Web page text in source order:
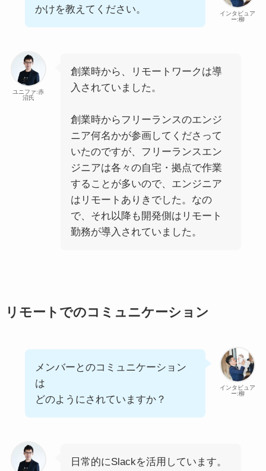
インタビュア
ー:柳
かけを教えてください。
ユニファ:赤
沼氏
創業時から、リモートワークは導
入されていました。
創業時からフリーランスのエンジ
ニア何名かが参画してくださって
いたのですが、フリーランスエン
ジニアは各々の自宅・拠点で作業
することが多いので、エンジニア
はリモートありきでした。なの
で、それ以降も開発側はリモート
勤務が導入されていました。
リモートでのコミュニケーション
インタビュア
ー:柳
メンバーとのコミュニケーション
は
どのようにされていますか？
日常的にSlackを活用しています。